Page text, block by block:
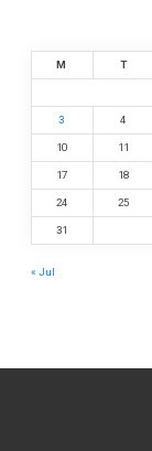
M T
3 4
10 11
17 18
24 25
31
« Jul